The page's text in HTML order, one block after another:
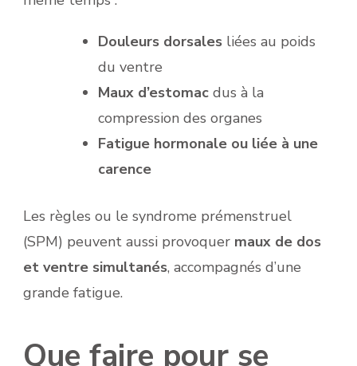
Douleurs dorsales liées au poids
du ventre
Maux d’estomac dus à la
compression des organes
Fatigue hormonale ou liée à une
carence
Les règles ou le syndrome prémenstruel
(SPM) peuvent aussi provoquer maux de dos
et ventre simultanés, accompagnés d’une
grande fatigue.
Que faire pour se